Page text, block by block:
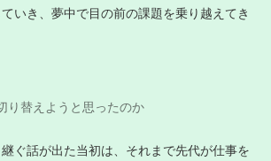
いき、夢中で目の前の課題を乗り越えてき
り替えようと思ったのか
ぐ話が出た当初は、それまで先代が仕事を